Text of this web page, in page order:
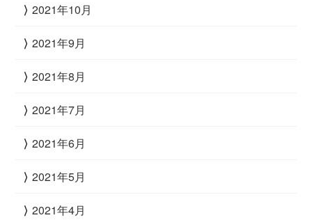
2021年10月
2021年9月
2021年8月
2021年7月
2021年6月
2021年5月
2021年4月